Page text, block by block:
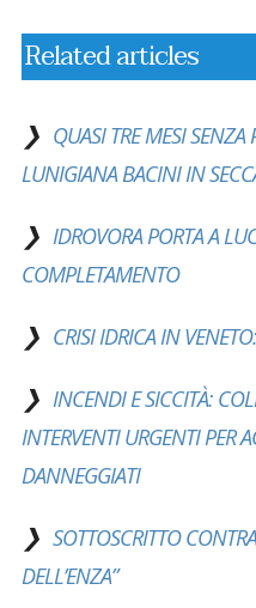
Related articles
QUASI TRE MESI
LUNIGIANA BACINI IN
IDROVORA PORTA A
COMPLETAMENTO
CRISI IDRICA IN
INCENDI E SICCITÀ:
INTERVENTI URGENTI PER
DANNEGGIATI
SOTTOSCRITTO
DELL’ENZA”